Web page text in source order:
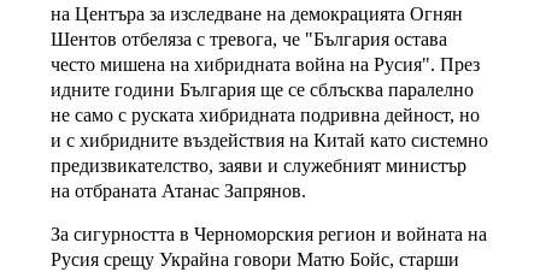
на Центъра за изследване на демокрацията Огнян
Шентов отбеляза с тревога, че "България остава
често мишена на хибридната война на Русия". През
идните години България ще се сблъсква паралелно
не само с руската хибридната подривна дейност, но
и с хибридните въздействия на Китай като системно
предизвикателство, заяви и служебният министър
на отбраната Атанас Запрянов.
За сигурността в Черноморския регион и войната на
Русия срещу Украйна говори Матю Бойс, старши